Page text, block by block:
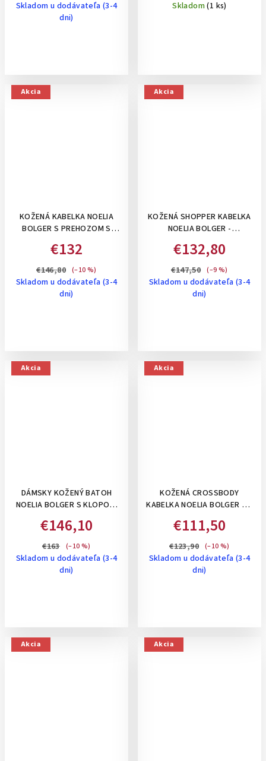
Skladom u dodávateľa (3-4
dni)
Skladom(1 ks)
Akcia
KOŽENÁ KABELKA NOELIA
BOLGER S PREHOZOM S
RAMIENKOM, VNÚTORNÝMI
PRIEHRADKAMI- KOŇAKOVÁ
€132
€146,80 (–10 %)
Skladom u dodávateľa (3-4
dni)
Akcia
KOŽENÁ SHOPPER KABELKA
NOELIA BOLGER -
€132,80
€147,50 (–9 %)
Skladom u dodávateľa (3-4
dni)
Akcia
DÁMSKY KOŽENÝ BATOH
NOELIA BOLGER S KLOPOU,
€146,10
€163 (–10 %)
Skladom u dodávateľa (3-4
dni)
Akcia
KOŽENÁ CROSSBODY
KABELKA NOELIA BOLGER SO
€111,50
€123,90 (–10 %)
Skladom u dodávateľa (3-4
dni)
Akcia Akcia